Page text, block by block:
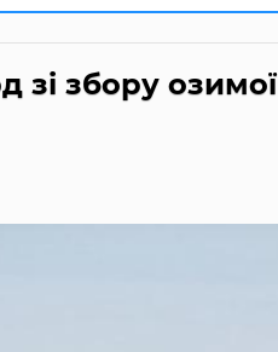
збору озимої